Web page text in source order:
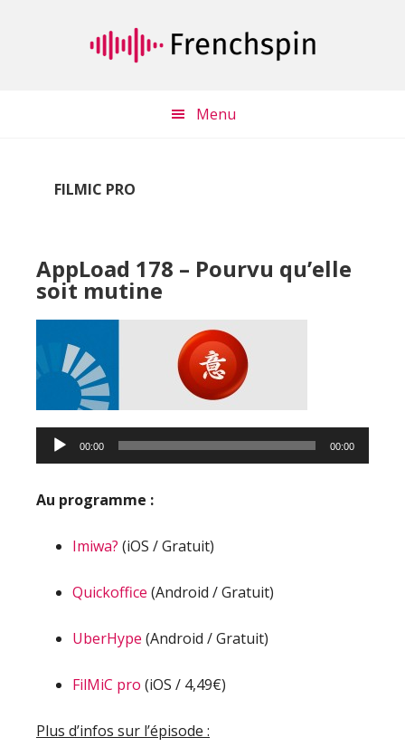
Menu
FILMIC PRO
AppLoad 178 – Pourvu qu’elle
soit mutine
00:00 00:00
Au programme :
Imiwa? (iOS / Gratuit)
Quickoffice (Android / Gratuit)
UberHype (Android / Gratuit)
FilMiC pro (iOS / 4,49€)
Plus d’infos sur l’épisode :